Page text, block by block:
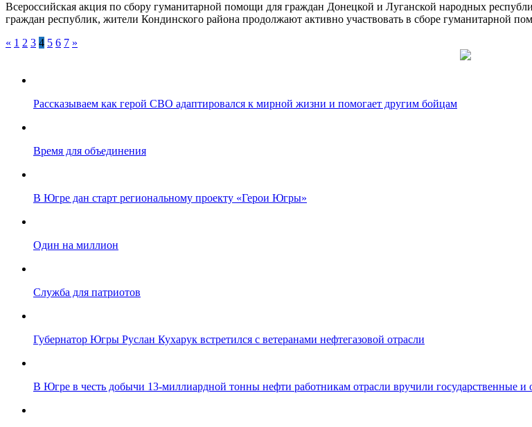
Всероссийская акция по сбору гуманитарной помощи для граждан Донецкой и Луганской народных
граждан республик, жители Кондинского района продолжают активно участвовать в сборе гуманитарной
« 1 2 3 4 5 6 7 »
Рассказываем как герой СВО адаптировался к мирной жизни и помогает другим бойцам
Время для объединения
В Югре дан старт региональному проекту «Герои Югры»
Один на миллион
Служба для патриотов
Губернатор Югры Руслан Кухарук встретился с ветеранами нефтегазовой отрасли
В Югре в честь добычи 13-миллиардной тонны нефти работникам отрасли вручили государственные